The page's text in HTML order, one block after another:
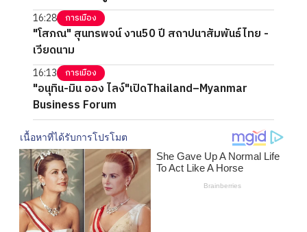
16:28 การเมือง
"โสภณ" สุนทรพจน์ งาน50 ปี สถาปนาสัมพันธ์ไทย -
เวียดนาม
16:13 การเมือง
"อนุทิน-มิน ออง ไลง์"เปิดThailand–Myanmar
Business Forum